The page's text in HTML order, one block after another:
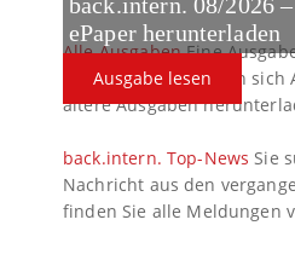
back.intern. 08/2026
ePaper herunterladen
Ausgabe lesen
Alle AusgabenEine
verpasst? Hier können
ältere Ausgaben
back.intern. Top-News Sie
Nachricht aus den
finden Sie alle Meldungen